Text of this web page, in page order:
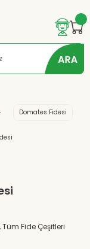
Domates Fidesi
,Tüm Fide Çeşitleri